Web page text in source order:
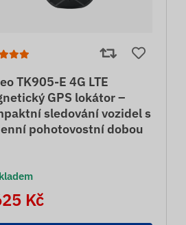
TK905-E 4G LTE
GPS lokátor –
sledování vozidel s
pohotovostní dobou
Kč